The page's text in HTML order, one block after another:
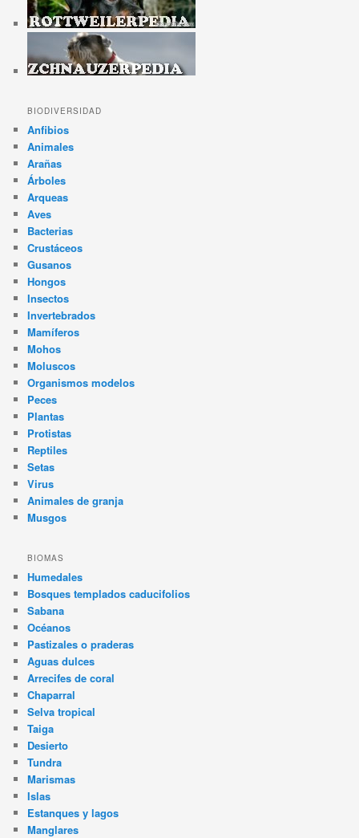
BIODIVERSIDAD
Anfibios
Animales
Arañas
Árboles
Arqueas
Aves
Bacterias
Crustáceos
Gusanos
Hongos
Insectos
Invertebrados
Mamíferos
Mohos
Moluscos
Organismos modelos
Peces
Plantas
Protistas
Reptiles
Setas
Virus
Animales de granja
Musgos
BIOMAS
Humedales
Bosques templados caducifolios
Sabana
Océanos
Pastizales o praderas
Aguas dulces
Arrecifes de coral
Chaparral
Selva tropical
Taiga
Desierto
Tundra
Marismas
Islas
Estanques y lagos
Manglares